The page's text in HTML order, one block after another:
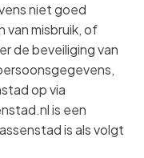
niet goed
van misbruik, of
de beveiliging van
op via
is een
is als volgt